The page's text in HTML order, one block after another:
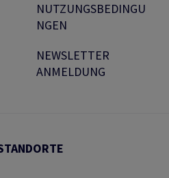
NUTZUNGSBEDINGU
NGEN
NEWSLETTER
ANMELDUNG